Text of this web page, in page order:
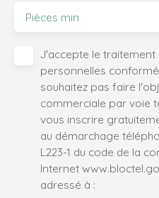
Pièces min
J'accepte le
personnelles
souhaitez pas faire
commerciale par voie
vous inscrire
au démarchage
L223-1 du code de la
Internet
adressé à :